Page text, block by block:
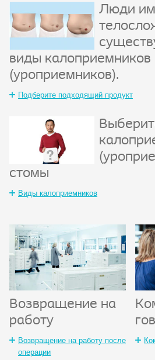
Люди
виды калоприемников
(уроприемников).
Подберите подходящий продукт
стомы
Виды калоприемников
Возвращение на
работу
Возвращение на работу после
операции